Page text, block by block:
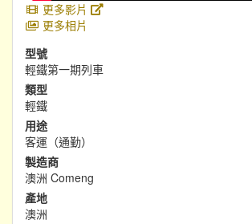
更多影片
更多相片
型號
輕鐵第一期列車
類型
輕鐵
用途
客運（通勤）
製造商
澳洲 Comeng
產地
澳洲